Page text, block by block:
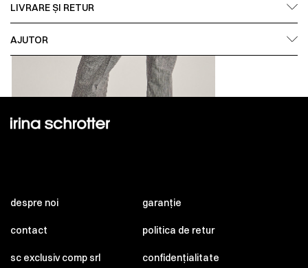
LIVRARE ȘI RETUR
AJUTOR
despre noi
contact
sc exclusiv comp srl
garanție
politica de retur
confidențialitate